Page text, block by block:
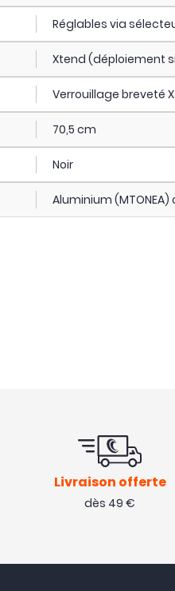
Réglables via
Xtend (déploiement
Verrouillage breveté
70,5 cm
Noir
Aluminium (MTONEA)
Livraison offerte
dès 49 €